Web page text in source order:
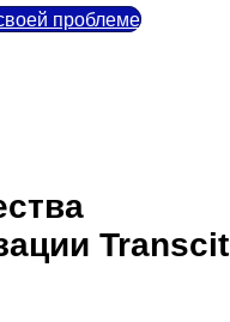
проблеме
Transcit